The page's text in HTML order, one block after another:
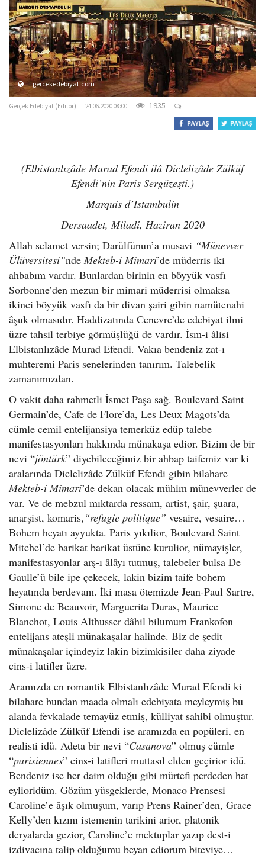
o
n
gercekedebiyat.com
Gerçek Edebiyat (Editör) 24.06.2020 08:00 1935
(Elbistanlızâde Murad Efendi ilâ Diclelizâde Zülküf
Efendi’nin Paris Sergüzeşti.)
Marquis d’Istambulin
Dersaadet, Miladî, Haziran 2020
Allah selamet versin; Darülfünun’a musavi “Münevver
Ülüversitesi”ndeMekteb-i Mimari’de müderris iki
ahbabım vardır. Bunlardan birinin en böyyük vasfı
Sorbonne’den mezun bir mimari müderrisi olmaksa
ikinci böyyük vasfı da bir divan şairi gibin namütenahi
âşuk olmasıdır. Haddizatında Cenevre’de edebiyat ilmi
üzre tahsil terbiye görmüşlüğü de vardır. İsm-i âlisi
Elbistanlızâde Murad Efendi. Vakıa bendeniz zat-ı
muhteremi Paris senelerinden tanırım. Talebelik
zamanımızdan.
O vakit daha rahmetli İsmet Paşa sağ. Boulevard Saint
Germain’de, Cafe de Flore’da, Les Deux Magots’da
cümle cemil entelijansiya temerküz edüp talebe
manifestasyonları hakkında münakaşa edior. Bizim de bir
nevi “jöntürk” diyebileceğimiz bir ahbap taifemiz var ki
aralarında Diclelizâde Zülküf Efendi gibin bilahare
Mekteb-i Mimari’de dekan olacak mühim münevverler de
var. Ve de mebzul mıktarda ressam, artist, şair, şuara,
anarşist, komaris,“refugie politique” vesaire, vesaire…
Bohem heyatı ayyukta. Paris yıkılior, Boulevard Saint
Mitchel’de barikat barikat üstüne kurulior, nümayişler,
manifestasyonlar arş-ı âlâyı tutmuş, talebeler bulsa De
Gaulle’ü bile ipe çekecek, lakin bizim taife bohem
heyatında berdevam. İki masa ötemizde Jean-Paul Sartre,
Simone de Beauvoir, Marguerita Duras, Maurice
Blanchot, Louis Althusser dâhil bilumum Frankofon
entelijans ateşli münakaşalar halinde. Biz de şedit
münakaşalar içindeyiz lakin bizimkisiler daha ziyade
cins-i latifler üzre.
Aramızda en romantik Elbistanlızâde Murad Efendi ki
bilahare bundan maada olmalı edebiyata meyleymiş bu
alanda fevkalade temayüz etmiş, külliyat sahibi olmuştur.
Diclelizâde Zülküf Efendi ise aramızda en popüleri, en
realisti idü. Adeta bir nevi “Casanova” olmuş cümle
“parisiennes” cins-i latifleri muttasıl elden geçirior idü.
Bendeniz ise her daim olduğu gibi mürtefi perdeden hat
eylioridüm. Gözüm yüsgeklerde, Monaco Prensesi
Caroline’e âşık olmuşum, varıp Prens Rainer’den, Grace
Kelly’den kızını istemenin tarikini arior, platonik
deryalarda gezior, Caroline’e mektuplar yazıp dest-i
izdivacına talip olduğumu beyan ediorum biteviye…